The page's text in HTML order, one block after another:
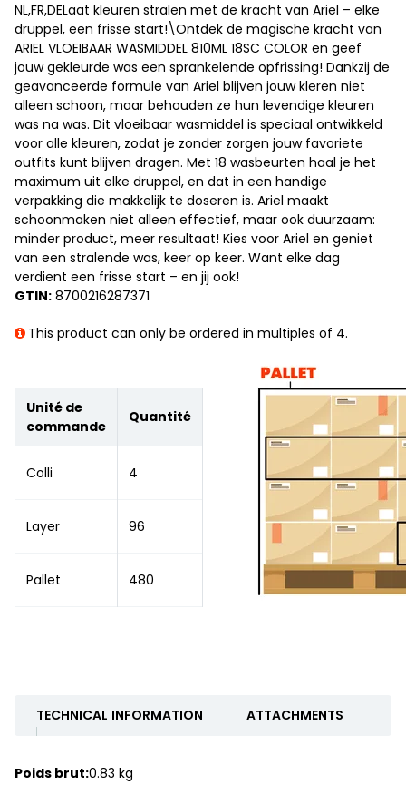
NL,FR,DELaat kleuren stralen met de kracht van Ariel – elke
druppel, een frisse start!\Ontdek de magische kracht van
ARIEL VLOEIBAAR WASMIDDEL 810ML 18SC COLOR en geef
jouw gekleurde was een sprankelende opfrissing! Dankzij de
geavanceerde formule van Ariel blijven jouw kleren niet
alleen schoon, maar behouden ze hun levendige kleuren
was na was. Dit vloeibaar wasmiddel is speciaal ontwikkeld
voor alle kleuren, zodat je zonder zorgen jouw favoriete
outfits kunt blijven dragen. Met 18 wasbeurten haal je het
maximum uit elke druppel, en dat in een handige
verpakking die makkelijk te doseren is. Ariel maakt
schoonmaken niet alleen effectief, maar ook duurzaam:
minder product, meer resultaat! Kies voor Ariel en geniet
van een stralende was, keer op keer. Want elke dag
verdient een frisse start – en jij ook!
GTIN: 8700216287371
This product can only be ordered in multiples of 4.
Unité de
commande
Quantité
Colli 4
Layer 96
Pallet 480
TECHNICAL INFORMATION ATTACHMENTS
Poids brut:0.83 kg